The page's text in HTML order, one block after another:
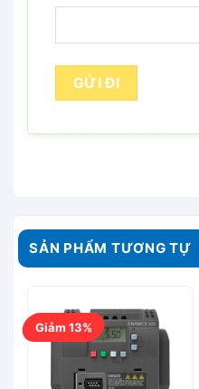
SẢN PHẨM TƯƠNG TỰ
Giảm 13%